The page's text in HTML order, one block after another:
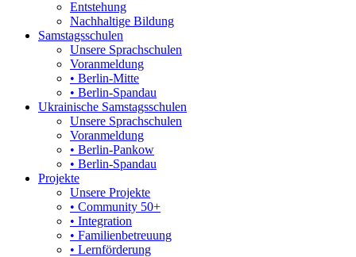
Entstehung
Nachhaltige Bildung
Samstagsschulen
Unsere Sprachschulen
Voranmeldung
• Berlin-Mitte
• Berlin-Spandau
Ukrainische Samstagsschulen
Unsere Sprachschulen
Voranmeldung
• Berlin-Pankow
• Berlin-Spandau
Projekte
Unsere Projekte
• Community 50+
• Integration
• Familienbetreuung
• Lernförderung